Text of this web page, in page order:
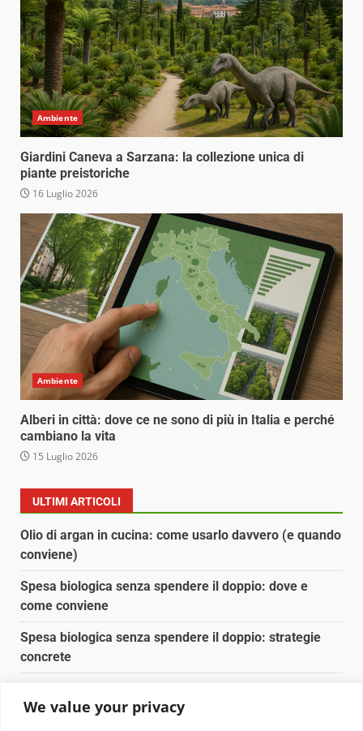
We value your privacy
Ambiente
Giardini Caneva a Sarzana: la collezione unica di
piante preistoriche
16 Luglio 2026
Ambiente
Alberi in città: dove ce ne sono di più in Italia e perché
cambiano la vita
15 Luglio 2026
ULTIMI ARTICOLI
Olio di argan in cucina: come usarlo davvero (e quando
conviene)
Spesa biologica senza spendere il doppio: dove e
come conviene
Spesa biologica senza spendere il doppio: strategie
concrete
Pulizia naturale della casa: 3 ingredienti che